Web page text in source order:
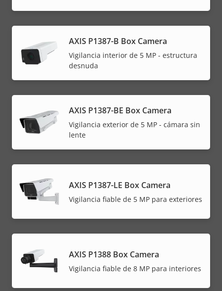
AXIS P1387-B Box Camera
Vigilancia interior de 5 MP - estructura
desnuda
AXIS P1387-BE Box Camera
Vigilancia exterior de 5 MP - cámara sin
lente
AXIS P1387-LE Box Camera
Vigilancia fiable de 5 MP para exteriores
AXIS P1388 Box Camera
Vigilancia fiable de 8 MP para interiores